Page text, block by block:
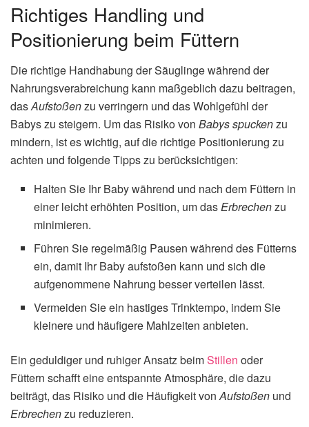
Richtiges Handling und
Positionierung beim Füttern
Die richtige Handhabung der Säuglinge während der
Nahrungsverabreichung kann maßgeblich dazu beitragen,
dasAufstoßenzu verringern und das Wohlgefühl der
Babys zu steigern. Um das Risiko von Babys spuckenzu
mindern, ist es wichtig, auf die richtige Positionierung zu
achten und folgende Tipps zu berücksichtigen:
Halten Sie Ihr Baby während und nach dem Füttern in
einer leicht erhöhten Position, um dasErbrechenzu
minimieren.
Führen Sie regelmäßig Pausen während des Fütterns
ein, damit Ihr Baby aufstoßen kann und sich die
aufgenommene Nahrung besser verteilen lässt.
Vermeiden Sie ein hastiges Trinktempo, indem Sie
kleinere und häufigere Mahlzeiten anbieten.
Ein geduldiger und ruhiger Ansatz beimStillen oder
Füttern schafft eine entspannte Atmosphäre, die dazu
beiträgt, das Risiko und die Häufigkeit vonAufstoßen und
Erbrechenzu reduzieren.